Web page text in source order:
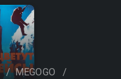
/ MEGOGO /